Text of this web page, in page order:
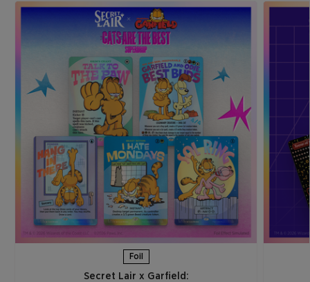
Foil
Secret Lair x Garfield: